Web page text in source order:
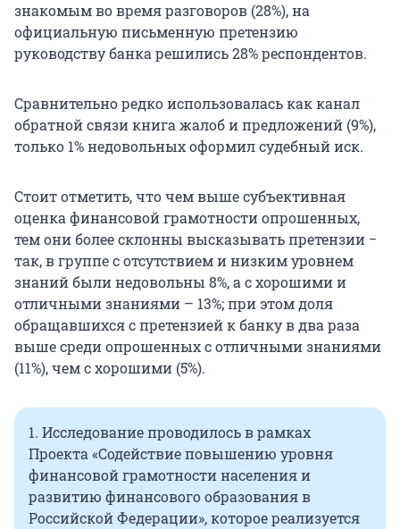
знакомым во время разговоров (28%), на
официальную письменную претензию
руководству банка решились 28% респондентов.
Сравнительно редко использовалась как канал
обратной связи книга жалоб и предложений (9%),
только 1% недовольных оформил судебный иск.
Стоит отметить, что чем выше субъективная
оценка финансовой грамотности опрошенных,
тем они более склонны высказывать претензии −
так, в группе с отсутствием и низким уровнем
знаний были недовольны 8%, а с хорошими и
отличными знаниями – 13%; при этом доля
обращавшихся с претензией к банку в два раза
выше среди опрошенных с отличными знаниями
(11%), чем с хорошими (5%).
1. Исследование проводилось в рамках
Проекта «Содействие повышению уровня
финансовой грамотности населения и
развитию финансового образования в
Российской Федерации», которое реализуется